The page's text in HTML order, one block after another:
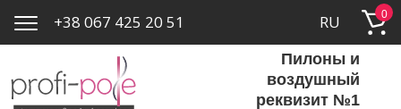
0
RU
+38 067 425 20 51
Пилоны и
воздушный
реквизит №1